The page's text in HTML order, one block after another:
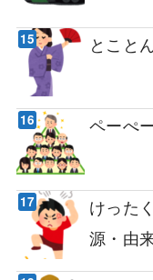
とこと
ペーぺ
けった
源・由